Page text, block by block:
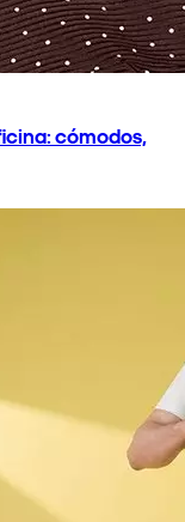
cómodos,